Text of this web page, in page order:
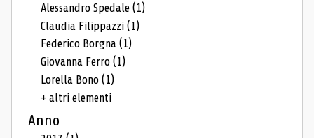
Alessandro Spedale(1)
Claudia Filippazzi(1)
Federico Borgna(1)
Giovanna Ferro(1)
Lorella Bono(1)
+ altri elementi
Anno